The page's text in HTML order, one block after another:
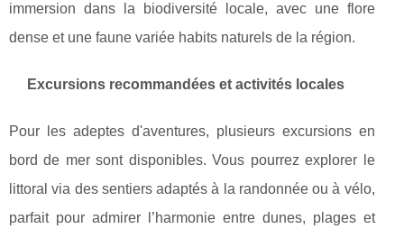
immersion dans la biodiversité locale, avec une flore
dense et une faune variée habits naturels de la région.
Excursions recommandées et activités locales
Pour les adeptes d'aventures, plusieurs excursions en
bord de mer sont disponibles. Vous pourrez explorer le
littoral via des sentiers adaptés à la randonnée ou à vélo,
parfait pour admirer l’harmonie entre dunes, plages et